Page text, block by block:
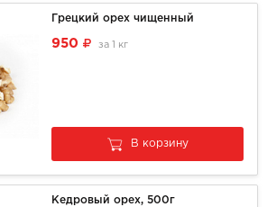
Грецкий орех чищенный
950 за 1 кг
В корзину
Кедровый орех, 500г